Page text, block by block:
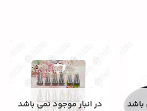
باشد در انبار موجود نمی باشد